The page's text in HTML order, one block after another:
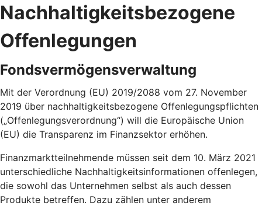
Nachhaltigkeitsbezogene
Offenlegungen
Fondsvermögensverwaltung
Mit der Verordnung (EU) 2019/2088 vom 27. November
2019 über nachhaltigkeitsbezogene Offenlegungspflichten
(„Offenlegungsverordnung“) will die Europäische Union
(EU) die Transparenz im Finanzsektor erhöhen.
Finanzmarktteilnehmende müssen seit dem 10. März 2021
unterschiedliche Nachhaltigkeitsinformationen offenlegen,
die sowohl das Unternehmen selbst als auch dessen
Produkte betreffen. Dazu zählen unter anderem